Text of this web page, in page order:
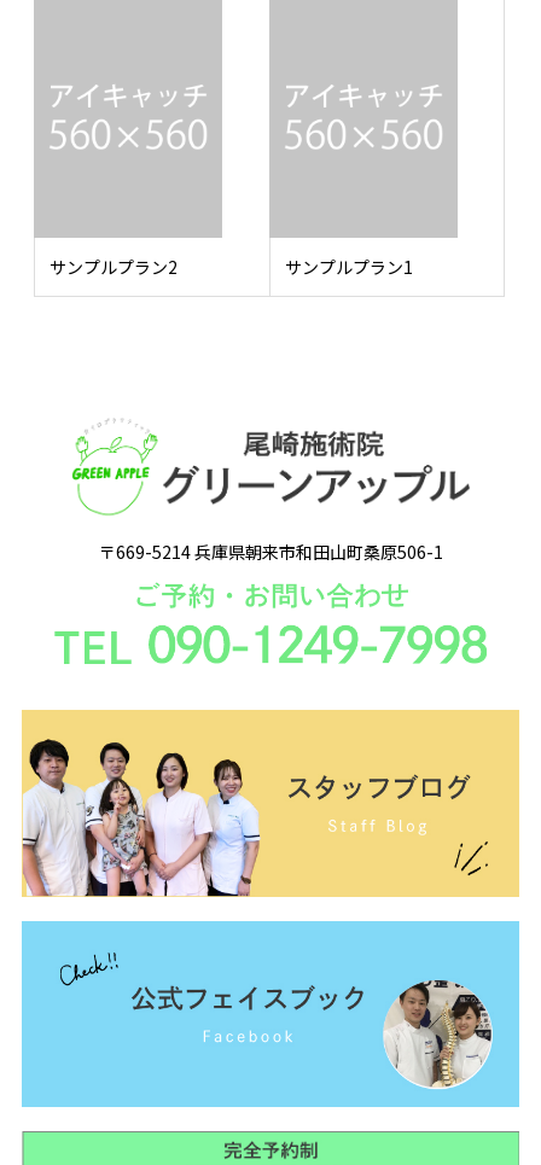
サンプルプラン2 サンプルプラン1
〒669-5214 兵庫県朝来市和田山町桑原506-1